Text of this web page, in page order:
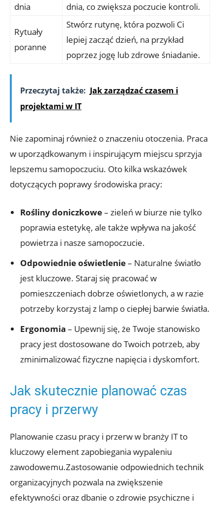
dnia
dnia, co zwiększa poczucie kontroli.
Rytuały
poranne
Stwórz rutynę, która pozwoli Ci
lepiej zacząć dzień, na przykład
poprzez jogę lub zdrowe śniadanie.
Przeczytaj także: Jak zarządzać czasem i
projektami w IT
Nie zapominaj również o znaczeniu otoczenia. Praca
w uporządkowanym i inspirującym miejscu sprzyja
lepszemu samopoczuciu. Oto kilka wskazówek
dotyczących poprawy środowiska pracy:
Rośliny doniczkowe– zieleń w biurze nie tylko
poprawia estetykę, ale także wpływa na jakość
powietrza i nasze samopoczucie.
Odpowiednie oświetlenie– Naturalne światło
jest kluczowe. Staraj się pracować w
pomieszczeniach dobrze oświetlonych, a w razie
potrzeby korzystaj z lamp o ciepłej barwie światła.
Ergonomia – Upewnij się, że Twoje stanowisko
pracy jest dostosowane do Twoich potrzeb, aby
zminimalizować fizyczne napięcia i dyskomfort.
Jak skutecznie planować czas
pracy i przerwy
Planowanie czasu pracy i przerw w branży IT to
kluczowy element zapobiegania wypaleniu
zawodowemu.Zastosowanie odpowiednich technik
organizacyjnych pozwala na zwiększenie
efektywności oraz dbanie o zdrowie psychiczne i